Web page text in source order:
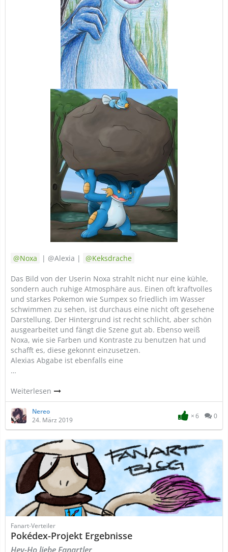
Noxa | @Alexia | Keksdrache
Das Bild von der Userin Noxa strahlt nicht nur eine kühle,
sondern auch ruhige Atmosphäre aus. Einen oft kraftvolles
und starkes Pokemon wie Sumpex so friedlich im Wasser
schwimmen zu sehen, ist durchaus eine nicht oft gesehene
Darstellung. Der Hintergrund ist recht schlicht, aber schön
ausgearbeitet und fängt die Szene gut ab. Ebenso weiß
Noxa, wie sie Farben und Kontraste zu benutzen hat und
schafft es, diese gekonnt einzusetzen.
Alexias Abgabe ist ebenfalls eine
…
Weiterlesen
Nereo
24. März 2019
6 0
Fanart-Verteiler
Pokédex-Projekt Ergebnisse